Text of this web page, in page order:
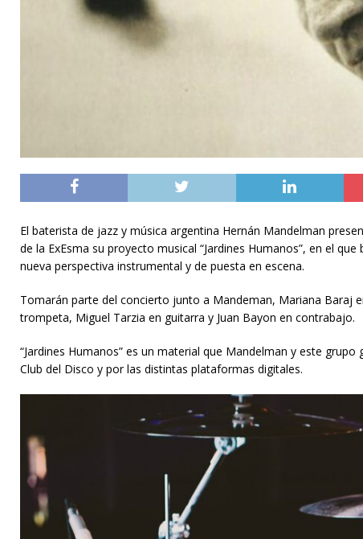
El baterista de jazz y música argentina Hernán Mandelman
de la ExEsma su proyecto musical “Jardines Humanos”, en el
nueva perspectiva instrumental y de puesta en escena.
Tomarán parte del concierto junto a Mandeman, Mariana Baraj
trompeta, Miguel Tarzia en guitarra y Juan Bayon en contrabajo.
“Jardines Humanos” es un material que Mandelman y este
Club del Disco y por las distintas plataformas digitales.